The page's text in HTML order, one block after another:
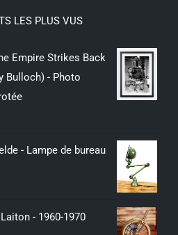
LES PLUS VUS
Empire Strikes Back
Bulloch) - Photo
- Lampe de bureau
- 1960-1970